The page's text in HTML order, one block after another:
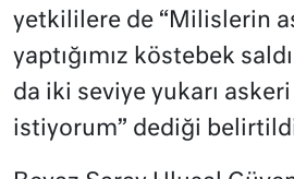
yetkililere de “Milislerin
yaptığımız köstebek
da iki seviye yukarı
istiyorum” dediği